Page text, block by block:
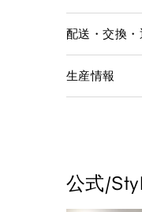
配送・交換
生産情報
公式/